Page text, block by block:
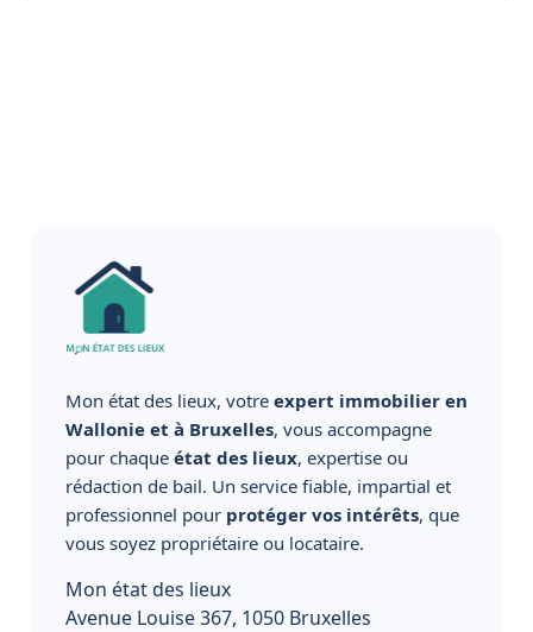
Mon état des lieux, votre expert immobilier en
Wallonie et à Bruxelles, vous accompagne
pour chaque état des lieux, expertise ou
rédaction de bail. Un service fiable, impartial et
professionnel pour protéger vos intérêts, que
vous soyez propriétaire ou locataire.
Mon état des lieux
Avenue Louise 367, 1050 Bruxelles